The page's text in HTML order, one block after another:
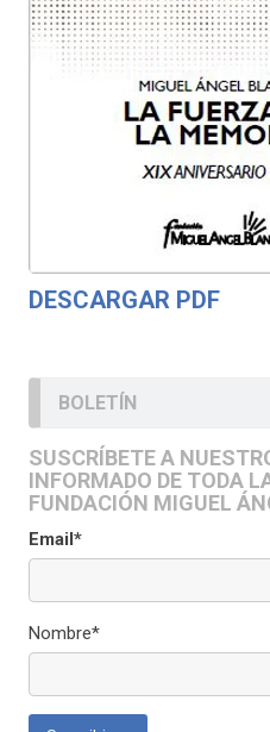
DESCARGAR PDF
BOLETÍN
SUSCRÍBETE A
INFORMADO DE TODA
FUNDACIÓN MIGUEL
Email*
Nombre*